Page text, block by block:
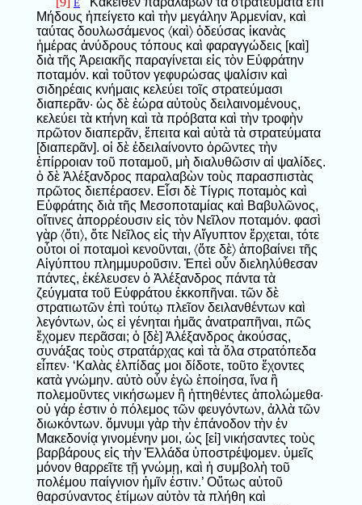
E
Μήδους ἠπείγετο καὶ τὴν μεγάλην Ἀρμενίαν, καὶ
ταύτας δουλωσάμενος 〈καὶ〉 ὁδεύσας ἱκανὰς
ἡμέρας ἀνύδρους τόπους καὶ φαραγγώδεις [καὶ]
διὰ τῆς Ἀρειακῆς παραγίνεται εἰς τὸν Εὐφράτην
ποταμόν. καὶ τοῦτον γεφυρώσας ψαλίσιν καὶ
σιδηρέαις κνήμαις κελεύει τοῖς στρατεύμασι
διαπερᾶν· ὡς δὲ ἑώρα αὐτοὺς δειλαινομένους,
κελεύει τὰ κτήνη καὶ τὰ πρόβατα καὶ τὴν τροφὴν
πρῶτον διαπερᾶν, ἔπειτα καὶ αὐτὰ τὰ στρατεύματα
[διαπερᾶν]. οἱ δὲ ἐδειλαίνοντο ὁρῶντες τὴν
ἐπίρροιαν τοῦ ποταμοῦ, μὴ διαλυθῶσιν αἱ ψαλίδες.
ὁ δὲ Ἀλέξανδρος παραλαβὼν τοὺς παρασπιστὰς
πρῶτος διεπέρασεν. Εἶσι δὲ Τίγρις ποταμὸς καὶ
Εὐφράτης διὰ τῆς Μεσοποταμίας καὶ Βαβυλῶνος,
οἵτινες ἀπορρέουσιν εἰς τὸν Νεῖλον ποταμόν. φασὶ
γὰρ 〈ὅτι〉, ὅτε Νεῖλος εἰς τὴν Αἴγυπτον ἔρχεται, τότε
οὗτοι οἱ ποταμοὶ κενοῦνται, 〈ὅτε δὲ〉 ἀποβαίνει τῆς
Αἰγύπτου πλημμυροῦσιν. Ἐπεὶ οὖν διεληλύθεσαν
πάντες, ἐκέλευσεν ὁ Ἀλέξανδρος πάντα τὰ
ζεύγματα τοῦ Εὐφράτου ἐκκοπῆναι. τῶν δὲ
στρατιωτῶν ἐπὶ τούτῳ πλεῖον δειλανθέντων καὶ
λεγόντων, ὡς εἰ γένηται ἡμᾶς ἀνατραπῆναι, πῶς
ἔχομεν περᾶσαι; ὁ [δὲ] Ἀλέξανδρος ἀκούσας,
συνάξας τοὺς στρατάρχας καὶ τὰ ὅλα στρατόπεδα
εἶπεν· ‘Καλὰς ἐλπίδας μοι δίδοτε, τοῦτο ἔχοντες
κατὰ γνώμην. αὐτὸ οὖν ἐγὼ ἐποίησα, ἵνα ἢ
πολεμοῦντες νικήσωμεν ἢ ἡττηθέντες ἀπολώμεθα·
οὐ γάρ ἐστιν ὁ πόλεμος τῶν φευγόντων, ἀλλὰ τῶν
διωκόντων. ὄμνυμι γὰρ τὴν ἐπάνοδον τὴν ἐν
Μακεδονίᾳ γινομένην μοι, ὡς [εἰ] νικήσαντες τοὺς
βαρβάρους εἰς τὴν Ἑλλάδα ὑποστρέψομεν. ὑμεῖς
μόνον θαρρεῖτε τῇ γνώμῃ, καὶ ἡ συμβολὴ τοῦ
πολέμου παίγνιον ἡμῖν ἐστιν.’ Οὕτως αὐτοῦ
θαρσύναντος ἐτίμων αὐτὸν τὰ πλήθη καὶ